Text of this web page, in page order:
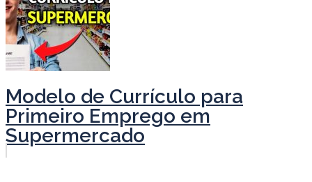
Modelo de Currículo para
Primeiro Emprego em
Supermercado